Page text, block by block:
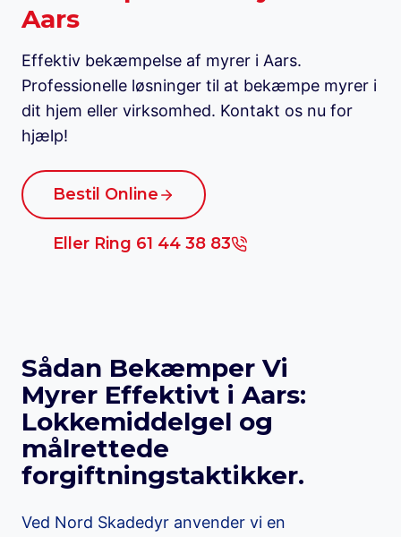
Aars
Effektiv bekæmpelse af myrer i Aars.
Professionelle løsninger til at bekæmpe myrer i
dit hjem eller virksomhed. Kontakt os nu for
hjælp!
Bestil Online
Eller Ring 61 44 38 83
Sådan Bekæmper Vi
Myrer Effektivt i Aars:
Lokkemiddelgel og
målrettede
forgiftningstaktikker.
Ved Nord Skadedyr anvender vi en